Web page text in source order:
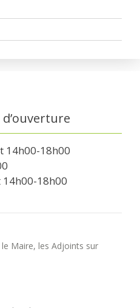
14h00-18h00
14h00-18h00
Maire, les Adjoints sur